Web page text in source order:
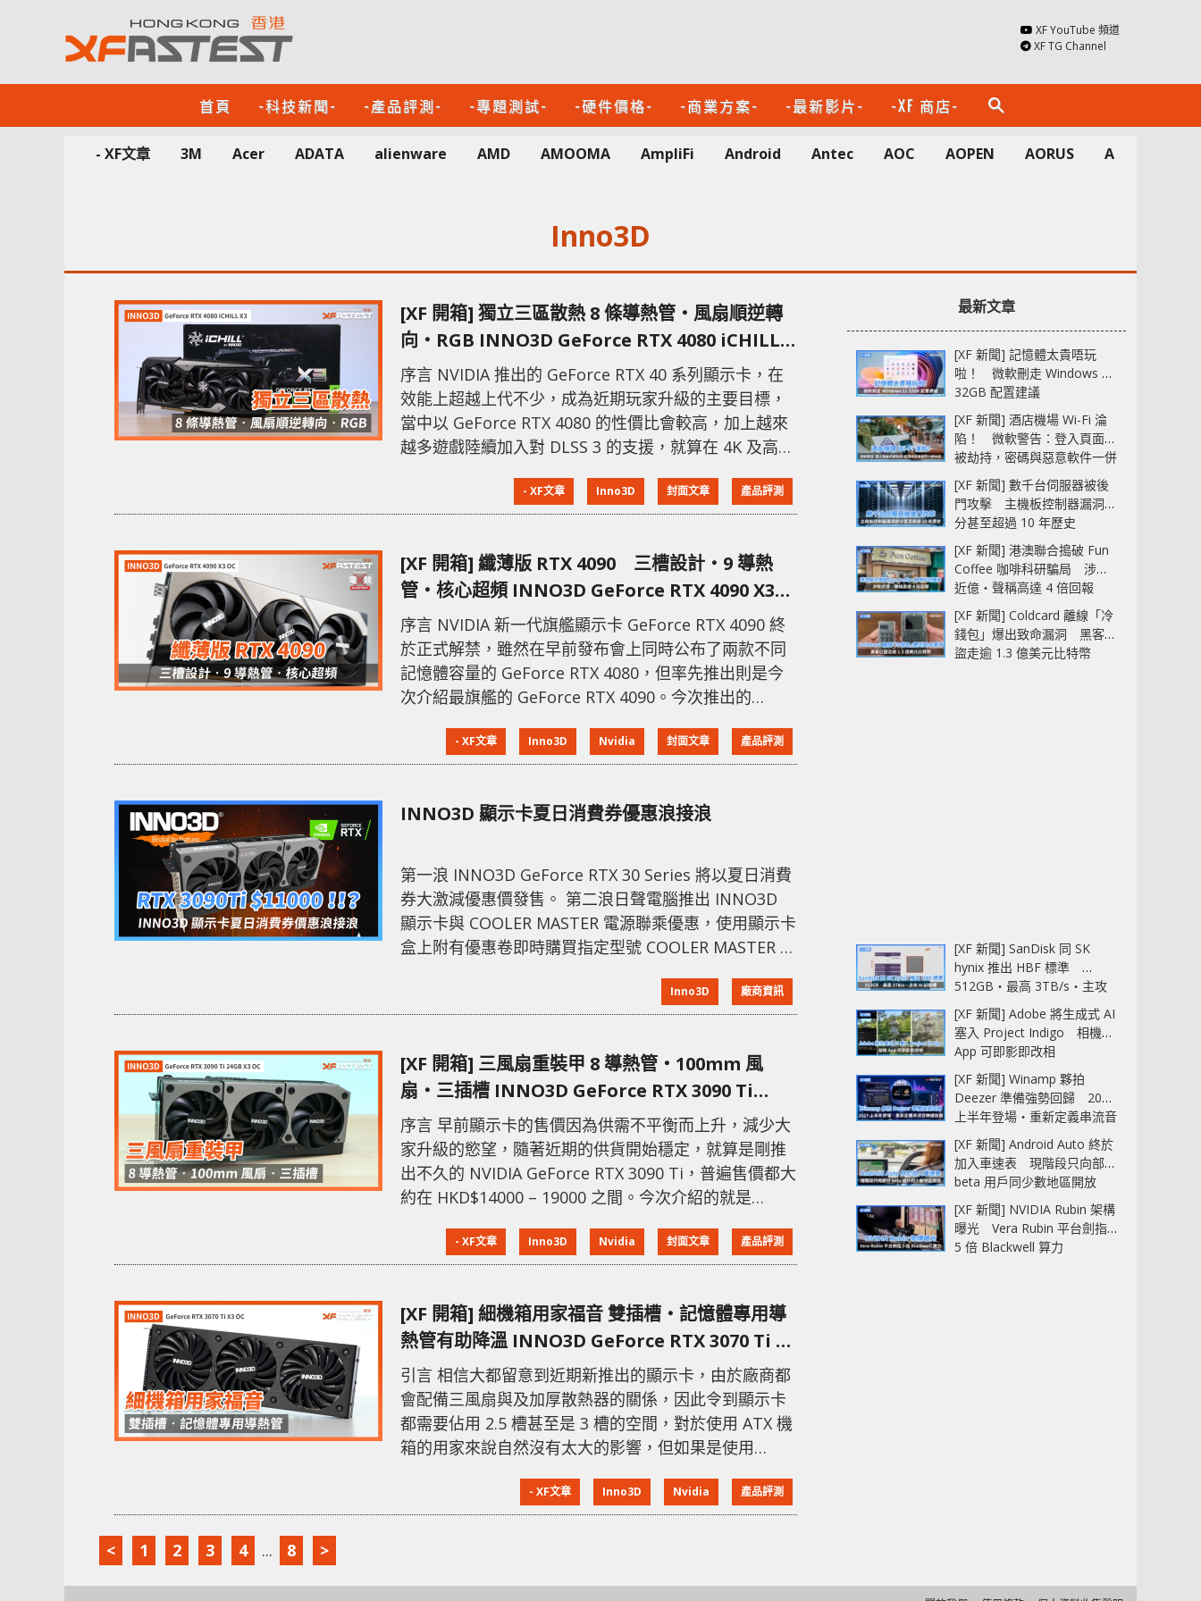
XF YouTube 頻道
XF TG Channel
首頁 -科技新聞- -產品評測- -專題測試- -硬件價格- -商業方案- -最新影片- -XF 商店- search
- XF文章 3M Acer ADATA alienware AMD AMOOMA AmpliFi Android Antec AOC AOPEN AORUS Apacer
Inno3D
[XF 開箱] 獨立三區散熱 8 條導熱管‧風扇順逆轉
向‧RGB INNO3D GeForce RTX 4080 iCHILL
X3
序言 NVIDIA 推出的 GeForce RTX 40 系列顯示卡，在
效能上超越上代不少，成為近期玩家升級的主要目標，
當中以 GeForce RTX 4080 的性價比會較高，加上越來
越多遊戲陸續加入對 DLSS 3 的支援，就算在 4K 及高畫
GeForce RTX 4080 iCHILL X3 除了效能之外，更配上擁
有 RGB 燈光效果的外殼，與及在較高出廠時脈之下，為
- XF文章 Inno3D 封面文章 產品評測
[XF 開箱] 纖薄版 RTX 4090 三槽設計‧9 導熱
管‧核心超頻 INNO3D GeForce RTX 4090 X3
OC
序言 NVIDIA 新一代旗艦顯示卡 GeForce RTX 4090 終
於正式解禁，雖然在早前發布會上同時公布了兩款不同
記憶體容量的 GeForce RTX 4080，但率先推出則是今
次介紹最旗艦的 GeForce RTX 4090。今次推出的
過可以留意到 Founder Edition 的體積相當巨大，而且
對供電的要求亦變得更高。INNO3D 這張 GeForce RTX
- XF文章 Inno3D Nvidia 封面文章 產品評測
INNO3D 顯示卡夏日消費券優惠浪接浪
第一浪 INNO3D GeForce RTX 30 Series 將以夏日消費
券大激減優惠價發售。 第二浪日聲電腦推出 INNO3D
顯示卡與 COOLER MASTER 電源聯乘優惠，使用顯示卡
盒上附有優惠卷即時購買指定型號 COOLER MASTER 電
5000 元，再配合電子消費券及 INNO3D 廠方贈送遊戲
活動，優惠 一浪接一浪湧埋嚟喇！ 活動詳細 顯示卡夏
Inno3D 廠商資訊
[XF 開箱] 三風扇重裝甲 8 導熱管‧100mm 風
扇‧三插槽 INNO3D GeForce RTX 3090 Ti
24GB X3 OC
序言 早前顯示卡的售價因為供需不平衡而上升，減少大
家升級的慾望，隨著近期的供貨開始穩定，就算是剛推
出不久的 NVIDIA GeForce RTX 3090 Ti，普遍售價都大
約在 HKD$14000 – 19000 之間。今次介紹的就是
當中採用了常見的三風扇散熱設計，加上這款超頻版能
夠為用家帶來更高的效能。 核心/供電設計升級
- XF文章 Inno3D Nvidia 封面文章 產品評測
[XF 開箱] 細機箱用家福音 雙插槽‧記憶體專用導
熱管有助降溫 INNO3D GeForce RTX 3070 Ti X3
OC
引言 相信大都留意到近期新推出的顯示卡，由於廠商都
會配備三風扇與及加厚散熱器的關係，因此令到顯示卡
都需要佔用 2.5 槽甚至是 3 槽的空間，對於使用 ATX 機
箱的用家來說自然沒有太大的影響，但如果是使用
題，又或者會阻礙其他擴充卡的安裝。今次介紹的
INNO3D GeForce RTX 3070 Ti X3 OC 最大特點就是採
- XF文章 Inno3D Nvidia 產品評測
< 1 2 3 4 ... 8 >
最新文章
[XF 新聞] 記憶體太貴唔玩
啦！ 微軟刪走 Windows 11
32GB 配置建議
[XF 新聞] 酒店機場 Wi-Fi 淪
陷！ 微軟警告：登入頁面可
被劫持，密碼與惡意軟件一併
中招
[XF 新聞] 數千台伺服器被後
門攻擊 主機板控制器漏洞部
分甚至超過 10 年歷史
[XF 新聞] 港澳聯合搗破 Fun
Coffee 咖啡科研騙局 涉款
近億‧聲稱高達 4 倍回報
[XF 新聞] Coldcard 離線「冷
錢包」爆出致命漏洞 黑客已
盜走逾 1.3 億美元比特幣
[XF 新聞] SanDisk 同 SK
hynix 推出 HBF 標準
512GB‧最高 3TB/s‧主攻
AI 記憶體
[XF 新聞] Adobe 將生成式 AI
塞入 Project Indigo 相機
App 可即影即改相
[XF 新聞] Winamp 夥拍
Deezer 準備強勢回歸 2027
上半年登場‧重新定義串流音
樂播放器
[XF 新聞] Android Auto 終於
加入車速表 現階段只向部分
beta 用戶同少數地區開放
[XF 新聞] NVIDIA Rubin 架構
曝光 Vera Rubin 平台劍指
5 倍 Blackwell 算力